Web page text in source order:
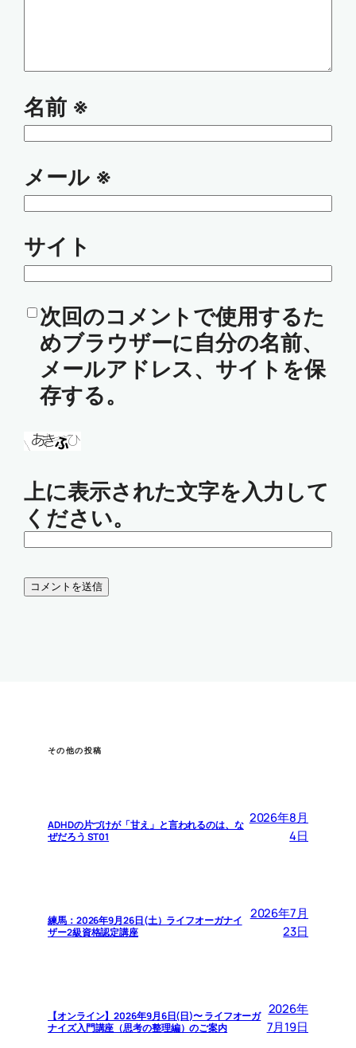
名前 ※
メール ※
サイト
次回のコメントで使用するた
めブラウザーに自分の名前、
メールアドレス、サイトを保
存する。
上に表示された文字を入力して
ください。
その他の投稿
ADHDの片づけが「甘え」と言われるのは、な
ぜだろう ST01
2026年8月
4日
練馬：2026年9月26日(土）ライフオーガナイ
ザー2級資格認定講座
2026年7月
23日
【オンライン】2026年9月6日(日)〜 ライフオーガ
ナイズ入門講座（思考の整理編）のご案内
2026年
7月19日